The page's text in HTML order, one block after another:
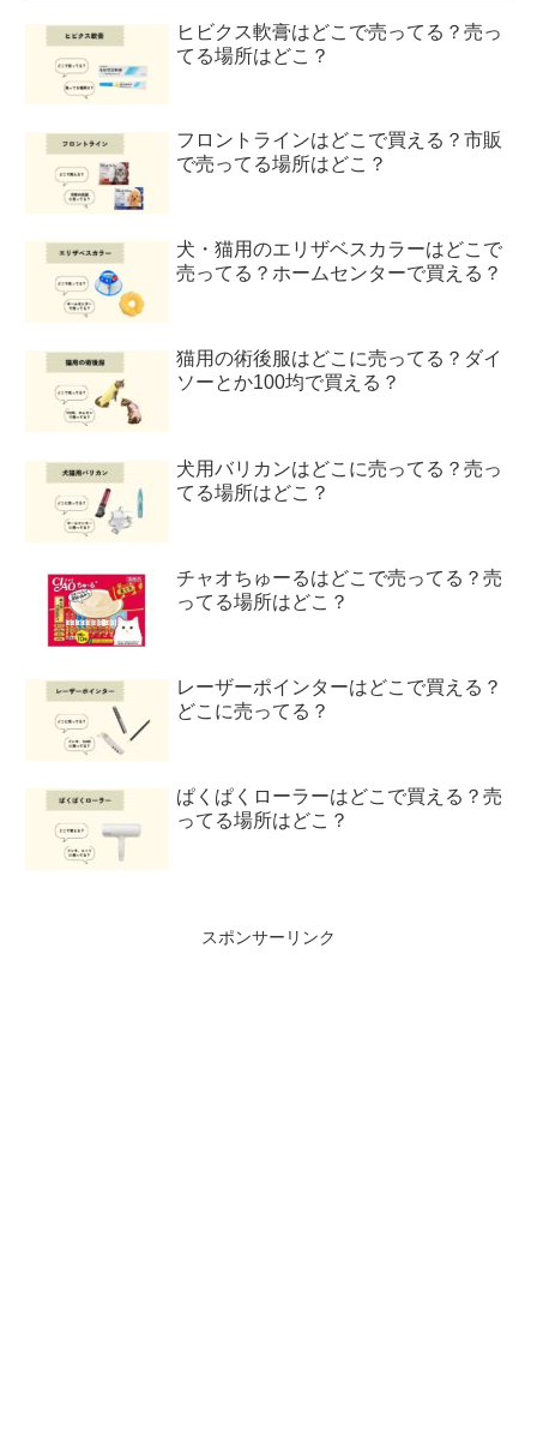
ヒビクス軟膏はどこで売ってる？売っ
てる場所はどこ？
フロントラインはどこで買える？市販
で売ってる場所はどこ？
犬・猫用のエリザベスカラーはどこで
売ってる？ホームセンターで買える？
猫用の術後服はどこに売ってる？ダイ
ソーとか100均で買える？
犬用バリカンはどこに売ってる？売っ
てる場所はどこ？
チャオちゅーるはどこで売ってる？売
ってる場所はどこ？
レーザーポインターはどこで買える？
どこに売ってる？
ぱくぱくローラーはどこで買える？売
ってる場所はどこ？
スポンサーリンク